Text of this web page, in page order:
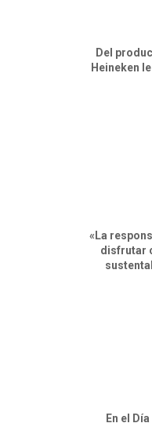
Del
Heineken
«La
disfrutar
En el